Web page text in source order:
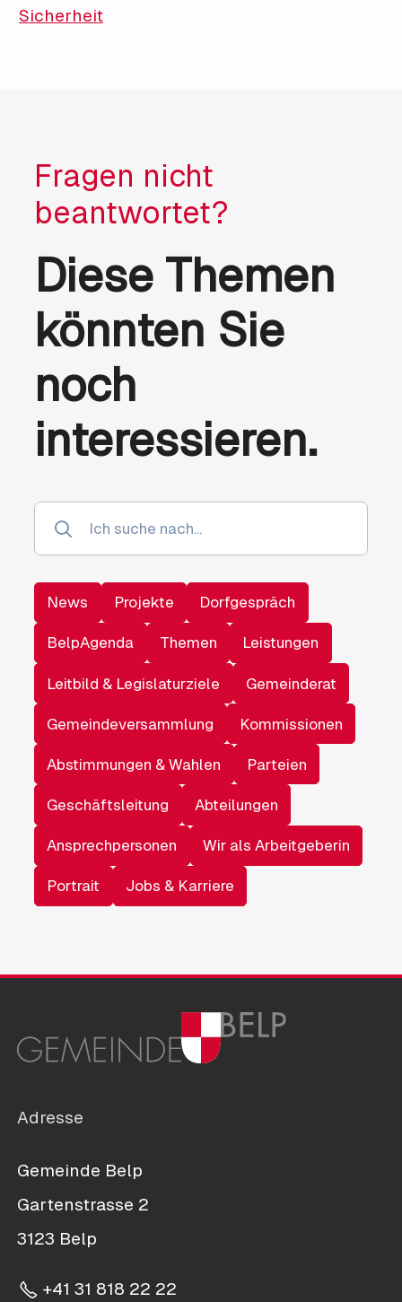
Sicherheit
Fragen nicht
beantwortet?
Diese Themen
könnten Sie
noch
interessieren.
News Projekte Dorfgespräch
BelpAgenda Themen Leistungen
Leitbild & Legislaturziele Gemeinderat
Gemeindeversammlung Kommissionen
Abstimmungen & Wahlen Parteien
Geschäftsleitung Abteilungen
Ansprechpersonen Wir als Arbeitgeberin
Portrait Jobs & Karriere
Adresse
Gemeinde Belp
Gartenstrasse 2
3123 Belp
+41 31 818 22 22